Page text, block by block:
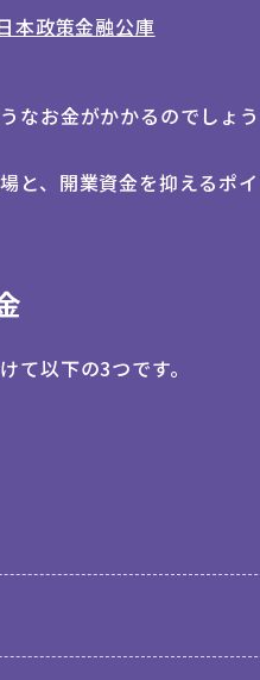
本政策金融公庫
なお金がかかるのでしょ
と、開業資金を抑えるポ
て以下の3つです。